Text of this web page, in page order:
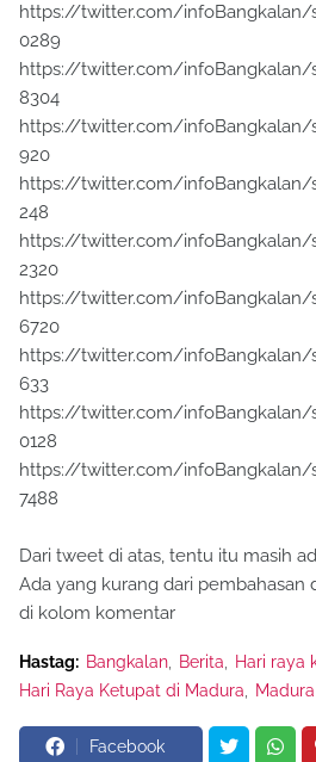
https://twitter.com/infoBangkalan/
0289
https://twitter.com/infoBangkalan/
8304
https://twitter.com/infoBangkalan/
920
https://twitter.com/infoBangkalan/
248
https://twitter.com/infoBangkalan/
2320
https://twitter.com/infoBangkalan/
6720
https://twitter.com/infoBangkalan/
633
https://twitter.com/infoBangkalan/
0128
https://twitter.com/infoBangkalan/
7488
Dari tweet di atas, tentu itu masih
Ada yang kurang dari pembahasan
di kolom komentar
Hastag: Bangkalan Berita
Hari raya
Hari Raya Ketupat di Madura
Madura
Facebook